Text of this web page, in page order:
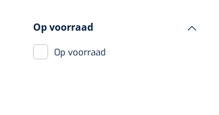
Op voorraad
Op voorraad